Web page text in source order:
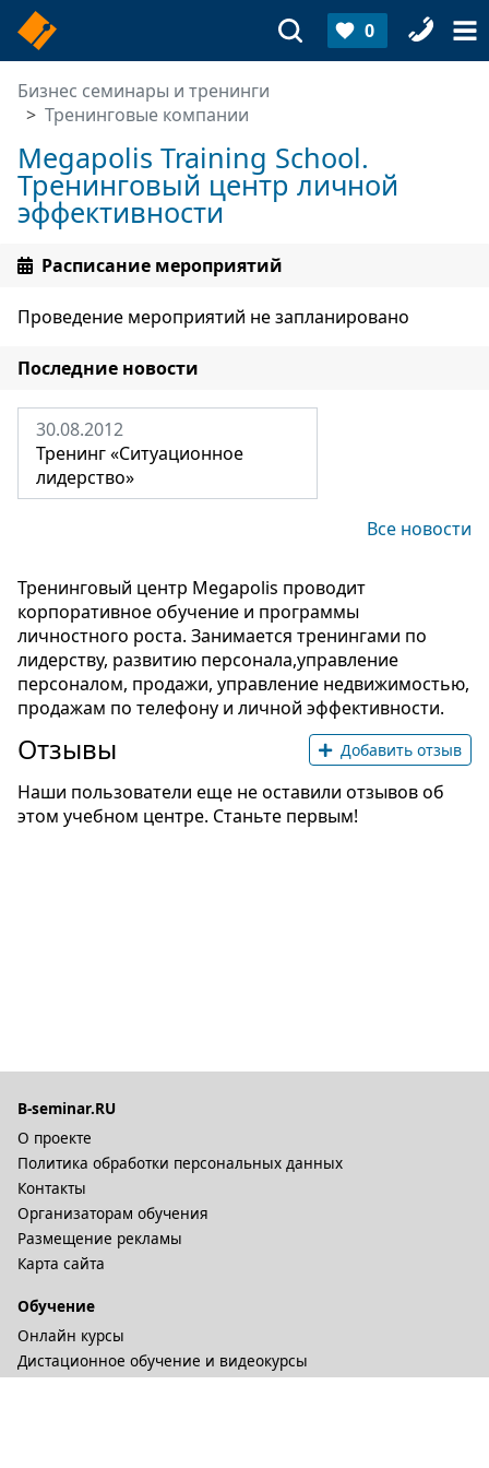
0
Бизнес семинары и тренинги
Тренинговые компании
Megapolis Training School.
Тренинговый центр личной
эффективности
Расписание мероприятий
Проведение мероприятий не запланировано
Последние новости
30.08.2012
Тренинг «Ситуационное
лидерство»
Все новости
Тренинговый центр Megapolis проводит
корпоративное обучение и программы
личностного роста. Занимается тренингами по
лидерству, развитию персонала,управление
персоналом, продажи, управление недвижимостью,
продажам по телефону и личной эффективности.
Отзывы Добавить отзыв
Наши пользователи еще не оставили отзывов об
этом учебном центре. Станьте первым!
B-seminar.RU
О проекте
Политика обработки персональных данных
Контакты
Организаторам обучения
Размещение рекламы
Карта сайта
Обучение
Онлайн курсы
Дистационное обучение и видеокурсы